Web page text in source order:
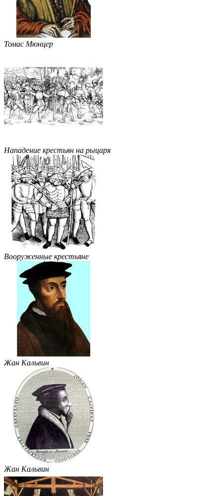
Томас Мюнцер
Нападение крестьян на рыцаря
Вооруженные крестьяне
Жан Кальвин
Жан Кальвин